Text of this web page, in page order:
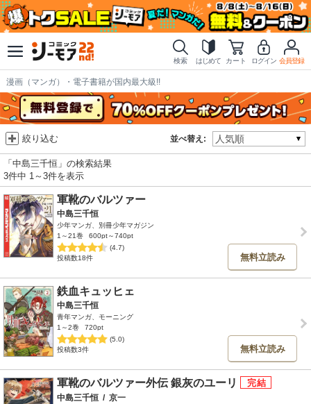
検索 はじめて カート ログイン 会員登録
漫画（マンガ）・電子書籍が国内最大級!!
並べ替え:
絞り込む
「中島三千恒」の検索結果
3件中 1～3件を表示
軍靴のバルツァー
中島三千恒
少年マンガ、別冊少年マガジン
1～21巻
600pt～740pt
(4.7)
投稿数18件
無料立読み
鉄血キュッヒェ
中島三千恒
青年マンガ、モーニング
1～2巻
720pt
(5.0)
投稿数3件
無料立読み
軍靴のバルツァー外伝 銀灰のユーリ
中島三千恒 / 京一